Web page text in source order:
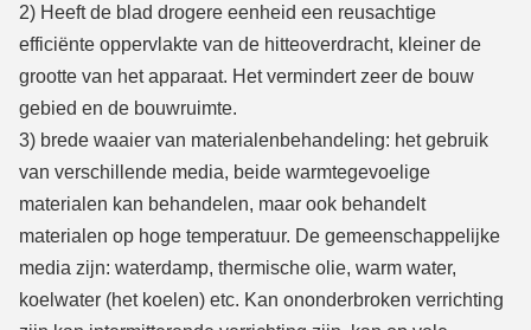
2) Heeft de blad drogere eenheid een reusachtige
efficiënte oppervlakte van de hitteoverdracht, kleiner de
grootte van het apparaat. Het vermindert zeer de bouw
gebied en de bouwruimte.
3) brede waaier van materialenbehandeling: het gebruik
van verschillende media, beide warmtegevoelige
materialen kan behandelen, maar ook behandelt
materialen op hoge temperatuur. De gemeenschappelijke
media zijn: waterdamp, thermische olie, warm water,
koelwater (het koelen) etc. Kan ononderbroken verrichting